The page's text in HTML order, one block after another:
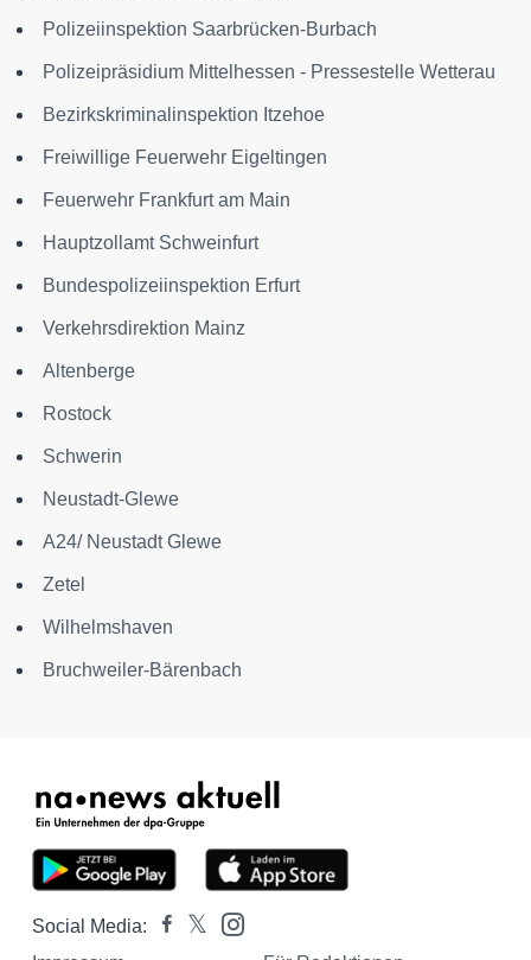
Polizeiinspektion Saarbrücken-Burbach
Polizeipräsidium Mittelhessen - Pressestelle Wetterau
Bezirkskriminalinspektion Itzehoe
Freiwillige Feuerwehr Eigeltingen
Feuerwehr Frankfurt am Main
Hauptzollamt Schweinfurt
Bundespolizeiinspektion Erfurt
Verkehrsdirektion Mainz
Altenberge
Rostock
Schwerin
Neustadt-Glewe
A24/ Neustadt Glewe
Zetel
Wilhelmshaven
Bruchweiler-Bärenbach
Social Media: